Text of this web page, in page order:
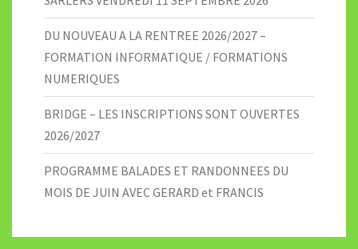
DU NOUVEAU A LA RENTREE 2026/2027 –
FORMATION INFORMATIQUE / FORMATIONS
NUMERIQUES
BRIDGE – LES INSCRIPTIONS SONT OUVERTES
2026/2027
PROGRAMME BALADES ET RANDONNEES DU
MOIS DE JUIN AVEC GERARD et FRANCIS